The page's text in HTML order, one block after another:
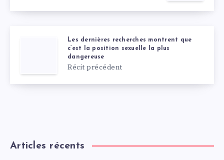
Les dernières recherches montrent que
c’est la position sexuelle la plus
dangereuse
Récit précédent
Articles récents